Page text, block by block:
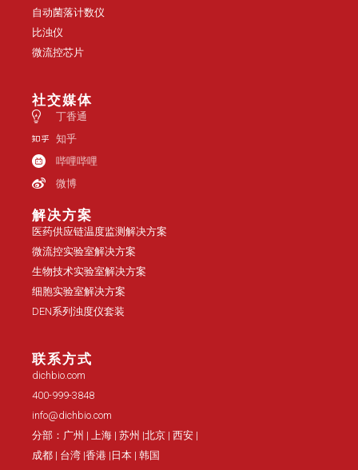
自动菌落计数仪
比浊仪
微流控芯片
社交媒体
丁香通
知乎
哔哩哔哩
微博
解决方案
医药供应链温度监测解决方案
微流控实验室解决方案
生物技术实验室解决方案
细胞实验室解决方案
DEN系列浊度仪套装
联系方式
dichbio.com
400-999-3848
info@dichbio.com
分部：广州 | 上海 | 苏州 |北京 | 西安 |
成都 | 台湾 |香港 |日本 | 韩国